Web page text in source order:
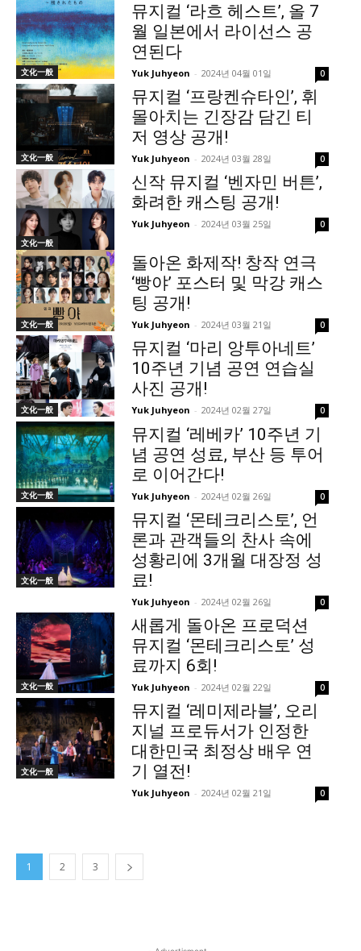
文化一般
뮤지컬 ‘라흐 헤스트’, 올 7
월 일본에서 라이선스 공
연된다
Yuk Juhyeon - 2024년 04월 01일 0
文化一般
뮤지컬 ‘프랑켄슈타인’, 휘
몰아치는 긴장감 담긴 티
저 영상 공개!
Yuk Juhyeon - 2024년 03월 28일 0
文化一般
신작 뮤지컬 ‘벤자민 버튼’,
화려한 캐스팅 공개!
Yuk Juhyeon - 2024년 03월 25일 0
文化一般
돌아온 화제작! 창작 연극
‘빵야’ 포스터 및 막강 캐스
팅 공개!
Yuk Juhyeon - 2024년 03월 21일 0
文化一般
뮤지컬 ‘마리 앙투아네트’
10주년 기념 공연 연습실
사진 공개!
Yuk Juhyeon - 2024년 02월 27일 0
文化一般
뮤지컬 ‘레베카’ 10주년 기
념 공연 성료, 부산 등 투어
로 이어간다!
Yuk Juhyeon - 2024년 02월 26일 0
文化一般
뮤지컬 ‘몬테크리스토’, 언
론과 관객들의 찬사 속에
성황리에 3개월 대장정 성
료!
Yuk Juhyeon - 2024년 02월 26일 0
文化一般
새롭게 돌아온 프로덕션
뮤지컬 ‘몬테크리스토’ 성
료까지 6회!
Yuk Juhyeon - 2024년 02월 22일 0
文化一般
뮤지컬 ‘레미제라블’, 오리
지널 프로듀서가 인정한
대한민국 최정상 배우 연
기 열전!
Yuk Juhyeon - 2024년 02월 21일 0
1 2 3